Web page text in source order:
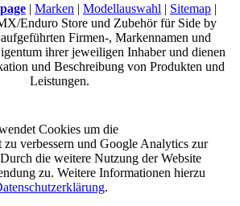
| Marken | Modellauswahl | Sitemap |
Enduro Store und Zubehör für Side by
Firmen-, Markennamen und
ihrer jeweiligen Inhaber und dienen
und Beschreibung von Produkten und
Leistungen.
Cookies um die
verbessern und Google Analytics zur
die weitere Nutzung der Website
zu. Weitere Informationen hierzu
.